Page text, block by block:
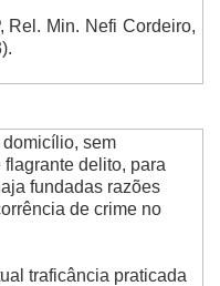
Rel. Min. Nefi Cordeiro,
sem
delito, para
fundadas razões
de crime no
traficância praticada